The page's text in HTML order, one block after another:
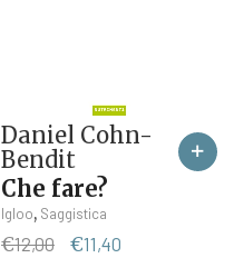
Daniel Cohn-
Bendit
Che fare?
Igloo, Saggistica
€12,00
Il
€11,40